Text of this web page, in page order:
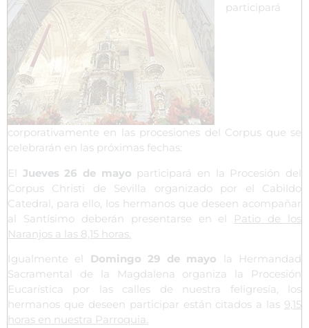
participará
corporativamente en las procesiones del Corpus que se
celebrarán en las próximas fechas:
El Jueves 26 de mayo participará en la Procesión del
Corpus Christi de Sevilla organizado por el Cabildo
Catedral, para ello, los hermanos que deseen acompañar
al Santísimo deberán presentarse en el Patio de los
Naranjos a las 8,15 horas.
Igualmente el Domingo 29 de mayo la Hermandad
Sacramental de la Magdalena organiza la Procesión
Eucarística por las calles de nuestra feligresía, los
hermanos que deseen participar están citados a las 9,15
horas en nuestra Parroquia.